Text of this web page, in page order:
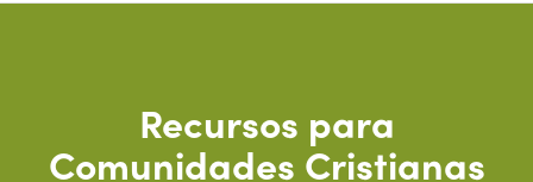
Recursos para
Comunidades Cristianas